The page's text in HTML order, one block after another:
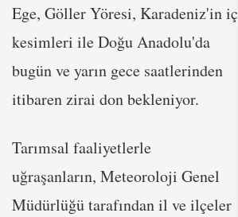
Ege, Göller Yöresi, Karadeniz'in iç
kesimleri ile Doğu Anadolu'da
bugün ve yarın gece saatlerinden
itibaren zirai don bekleniyor.
Tarımsal faaliyetlerle
uğraşanların, Meteoroloji Genel
Müdürlüğü tarafından il ve ilçeler